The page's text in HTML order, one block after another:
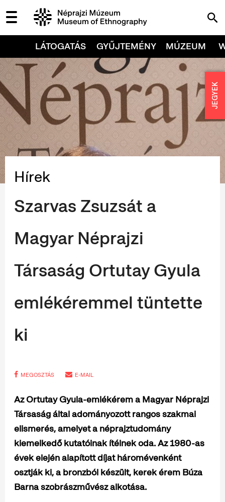
LÁTOGATÁS GYŰJTEMÉNY MÚZEUM
Hírek
Szarvas Zsuzsát a
Magyar Néprajzi
Társaság Ortutay Gyula
emlékéremmel tüntette
ki
MEGOSZTÁS E-MAIL
Az Ortutay Gyula-emlékérem a Magyar Néprajzi
Társaság által adományozott rangos szakmai
elismerés, amelyet a néprajztudomány
kiemelkedő kutatóinak ítélnek oda. Az 1980-as
évek elején alapított díjat háromévenként
osztják ki, a bronzból készült, kerek érem Búza
Barna szobrászművész alkotása.
JEGYEK